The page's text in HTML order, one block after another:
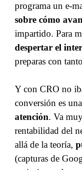
programa un e-
sobre cómo
impartido. Para
despertar el
preparas con
Y con CRO no
conversión es una
atención. Va
rentabilidad del
allá de la teoría,
(capturas de